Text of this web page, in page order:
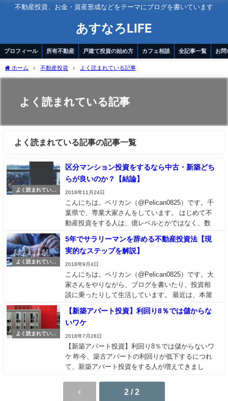
不動産投資、お金・資産形成などをテーマにブログを書いています
あすなろLIFE
プロフィール 所有不動産 戸建て投資の始め方 カフェ相談 全記事一覧 お
ホーム 不動産投資 よく読まれている記事
よく読まれている記事
よく読まれている記事の記事一覧
よく読まれている
区分マンション投資をするなら中古・新築どち
らが良いのか？【結論】
2018年11月24日
こんにちは。ペリカン（@Pelican0825）です。千
葉県で、専業大家さんをしています。 はじめて不
動産投資をする人は、億レベルとかではなく、数
してやるなら「中古」一択でしょう。理由はシン
プルで、中古不動産は価値下落が緩やかなので、
売る時にも大きく値下がりしないから...
よく読まれている
5年でサラリーマンを辞める不動産投資法【現
実的なステップを解説】
2018年9月4日
こんにちは。ペリカン（@Pelican0825）です。大
家さんをやりながら、ブログを書いたり、投資相
談に乗ったりして生活しています。 最近は、本屋
と並んでいます。でも、なかなか自分にピッタリ
の手法って難しいですよね。 そのほとんどは、属
性・自己資金・融資動向、などの背景が...
よく読まれている
【新築アパート投資】利回り8％では儲からな
いワケ
2018年7月28日
【新築アパート投資】利回り8％では儲からないワ
ケ 昨今、築古アパートの利回りが低下するにつれ
て、新築アパート投資をする人が増えてきまし
きます。 ”持たざる者”が資産形成を進めていくため
2 / 2